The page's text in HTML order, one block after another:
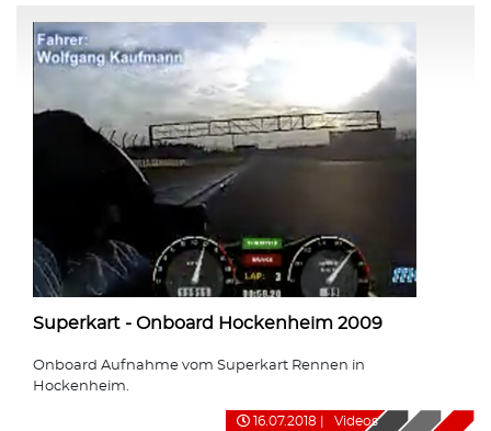
Superkart - Onboard Hockenheim 2009
Onboard Aufnahme vom Superkart Rennen in
Hockenheim.
16.07.2018 Videos